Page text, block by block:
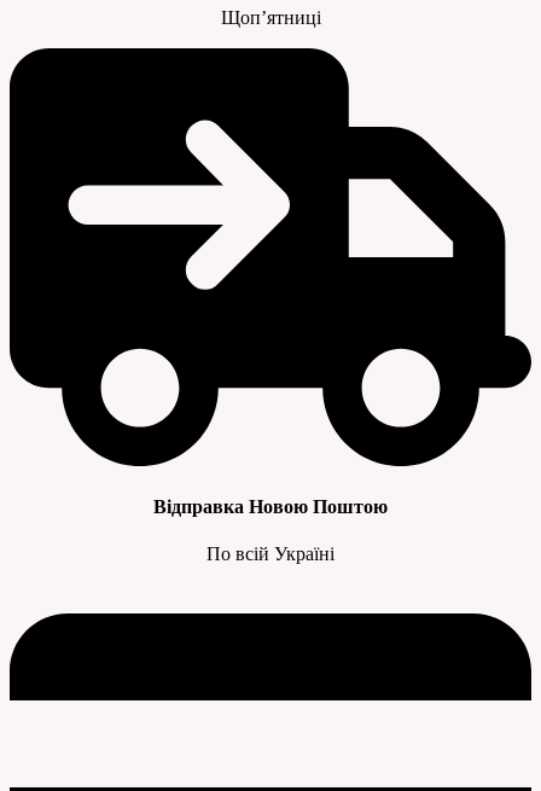
Щоп’ятниці
Відправка Новою Поштою
По всій Україні